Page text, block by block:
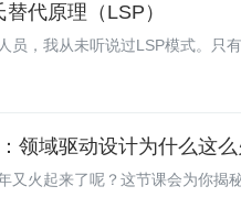
代原理（LSP）
员，我从未听说过LSP模式。只有
，我才遇到了这种模式。这很奇
对象编程的5个原则之一。
领域驱动设计为什么这么
又火起来了呢？这节课会为你揭秘